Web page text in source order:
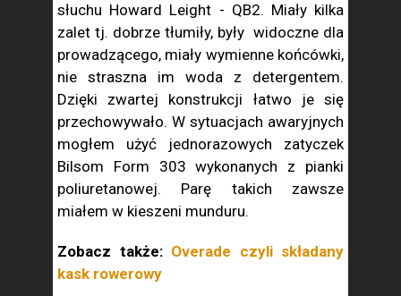
słuchu Howard Leight - QB2. Miały kilka
zalet tj. dobrze tłumiły, były widoczne dla
prowadzącego, miały wymienne końcówki,
nie straszna im woda z detergentem.
Dzięki zwartej konstrukcji łatwo je się
przechowywało. W sytuacjach awaryjnych
mogłem użyć jednorazowych zatyczek
Bilsom Form 303 wykonanych z pianki
poliuretanowej. Parę takich zawsze
miałem w kieszeni munduru.
Zobacz także: Overade czyli składany
kask rowerowy